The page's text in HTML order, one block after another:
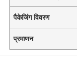
पैकेजिंग विवरण
प्रमाणन